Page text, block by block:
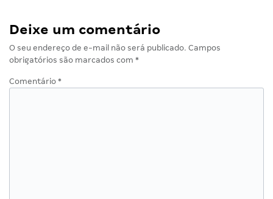
Deixe um comentário
O seu endereço de e-mail não será publicado. Campos
obrigatórios são marcados com *
Comentário *